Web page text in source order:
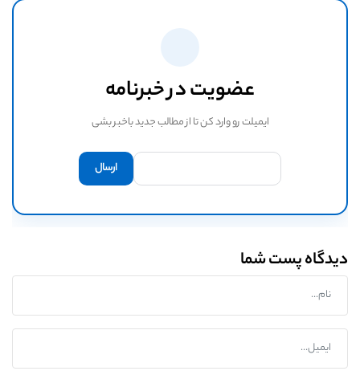
عضویت در خبرنامه
ایمیلت رو وارد کن تا از مطالب جدید باخبر بشی
دیدگاه پست شما